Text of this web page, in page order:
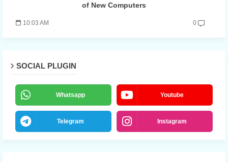
of New Computers
10:03 AM 0
SOCIAL PLUGIN
Whatsapp Youtube
Telegram Instagram